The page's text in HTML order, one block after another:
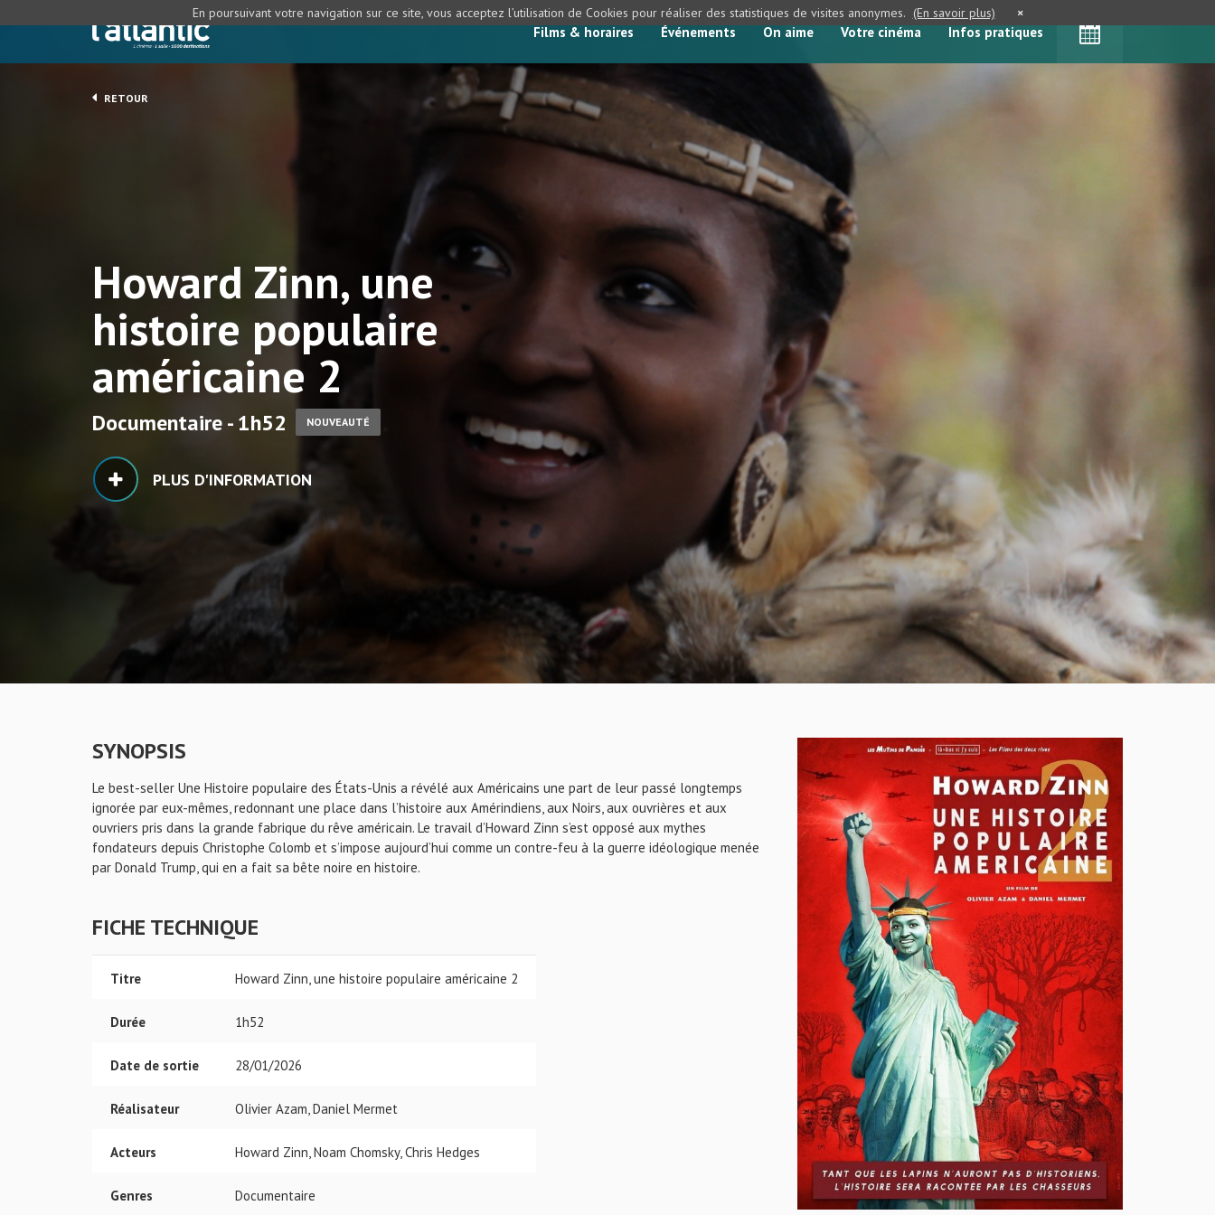
Films & horaires Événements On aime Votre cinéma Infos pratiques
RETOUR
Howard Zinn, une
histoire populaire
américaine 2
Documentaire - 1h52 NOUVEAUTÉ
PLUS D'INFORMATION
SYNOPSIS
Le best-seller Une Histoire populaire des États-Unis a révélé aux Américains une part de leur passé longtemps
ignorée par eux-mêmes, redonnant une place dans l’histoire aux Amérindiens, aux Noirs, aux ouvrières et aux
ouvriers pris dans la grande fabrique du rêve américain. Le travail d’Howard Zinn s’est opposé aux mythes
fondateurs depuis Christophe Colomb et s’impose aujourd’hui comme un contre-feu à la guerre idéologique menée
par Donald Trump, qui en a fait sa bête noire en histoire.
FICHE TECHNIQUE
Titre Howard Zinn, une histoire populaire américaine 2
Durée 1h52
Date de sortie 28/01/2026
Réalisateur Olivier Azam, Daniel Mermet
Acteurs Howard Zinn, Noam Chomsky, Chris Hedges
Genres Documentaire
En poursuivant votre navigation sur ce site, vous acceptez l’utilisation de Cookies pour réaliser des statistiques de visites anonymes. (En savoir plus) ×